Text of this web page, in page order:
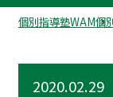
個別指導塾WAM個
2020.02.29